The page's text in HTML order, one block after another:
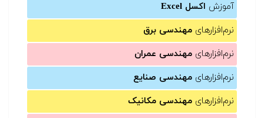
آموزش اکسل Excel
نرم‌افزارهای مهندسی برق
نرم‌افزارهای مهندسی عمران
نرم‌افزارهای مهندسی صنایع
نرم‌افزارهای مهندسی مکانیک